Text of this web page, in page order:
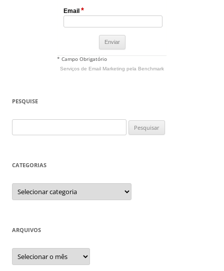
Email *
* Campo Obrigatório
Serviços de Email Marketing pela Benchmark
PESQUISE
por:
CATEGORIAS
Categorias
ARQUIVOS
Arquivos